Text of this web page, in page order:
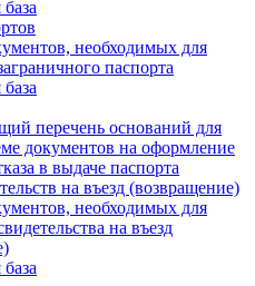
необходимых для
паспорта
перечень оснований для
документов на оформление
в выдаче паспорта
на въезд (возвращение)
необходимых для
на въезд